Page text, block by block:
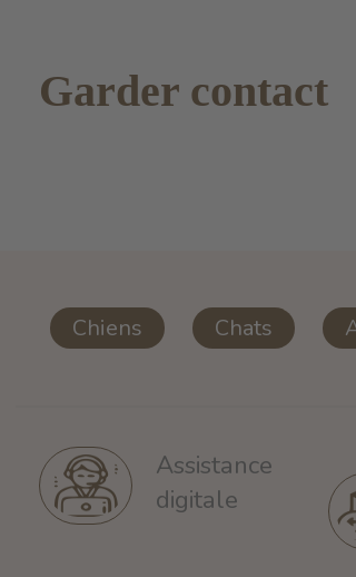
Garder contact
Chiens Chats
Assistance
digitale